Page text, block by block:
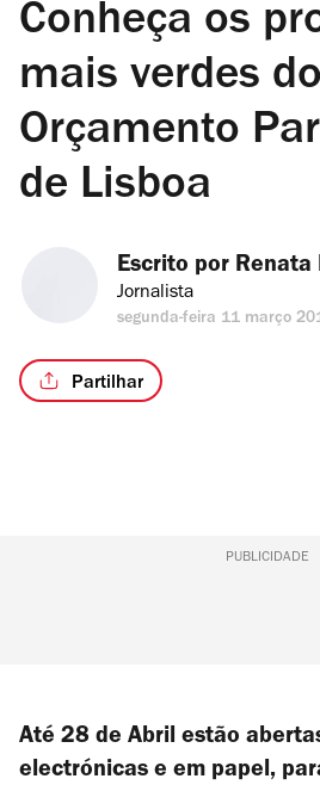
Conheça os
mais verdes do
Orçamento
de Lisboa
Escrito por Renata
Jornalista
segunda-feira 11 março
Partilhar
PUBLICIDADE
Até 28 de Abril estão
electrónicas e em papel,